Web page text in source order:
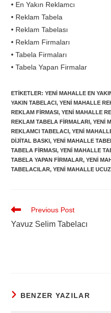
• En Yakın Reklamcı
• Reklam Tabela
• Reklam Tabelası
• Reklam Firmaları
• Tabela Firmaları
• Tabela Yapan Firmalar
ETIKETLER:YENI MAHALLE EN
YAKIN TABELACI, YENI MAHALLE
REKLAM FIRMASI, YENI MAHALLE
REKLAM TABELA FIRMALARI, YENI
REKLAMCI TABELACI, YENI
DIJITAL BASKI, YENI MAHALLE
TABELA FIRMASI, YENI MAHALLE
TABELA YAPAN FIRMALAR, YENI
TABELACILAR, YENI MAHALLE
Previous Post
Yavuz Selim Tabelacı
BENZER YAZILAR